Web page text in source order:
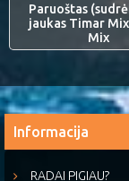
Paruoštas
jaukas Timar
Mix
Informacija
RADAI PIGIAU?